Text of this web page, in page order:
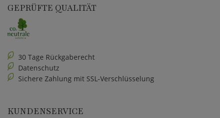
GEPRÜFTE QUALITÄT
30 Tage Rückgaberecht
Datenschutz
Sichere Zahlung mit SSL-Verschlüsselung
KUNDENSERVICE